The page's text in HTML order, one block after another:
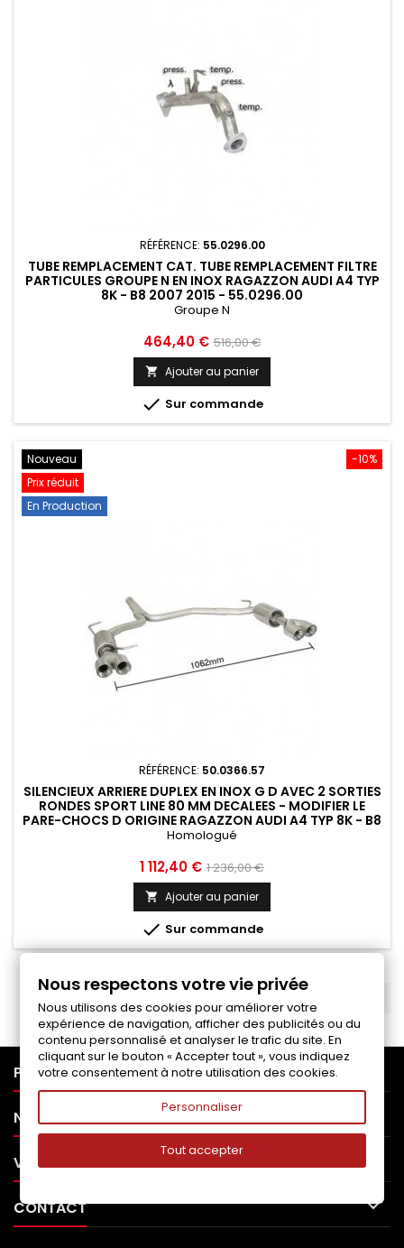
RÉFÉRENCE: 55.0296.00
TUBE REMPLACEMENT CAT. TUBE REMPLACEMENT FILTRE
PARTICULES GROUPE N EN INOX RAGAZZON AUDI A4 TYP
8K - B8 2007 2015 - 55.0296.00
Groupe N
Prix
464,40 € Prix
de
base
516,00 €
 Ajouter au panier
 Sur commande
-10%
Nouveau
Prix réduit
En Production
RÉFÉRENCE: 50.0366.57
SILENCIEUX ARRIERE DUPLEX EN INOX G D AVEC 2 SORTIES
RONDES SPORT LINE 80 MM DECALEES - MODIFIER LE
PARE-CHOCS D ORIGINE RAGAZZON AUDI A4 TYP 8K - B8
2007...
Homologué
Prix
1 112,40 € Prix
de
base
1 236,00 €
 Ajouter au panier
 Sur commande
PRODUITS
NOTRE SOCIÉTÉ
VOTRE COMPTE 
CONTACT 
Nous respectons votre vie privée
Nous utilisons des cookies pour améliorer votre
expérience de navigation, afficher des publicités ou du
contenu personnalisé et analyser le trafic du site. En
cliquant sur le bouton « Accepter tout », vous indiquez
votre consentement à notre utilisation des cookies.
Personnaliser
Tout accepter